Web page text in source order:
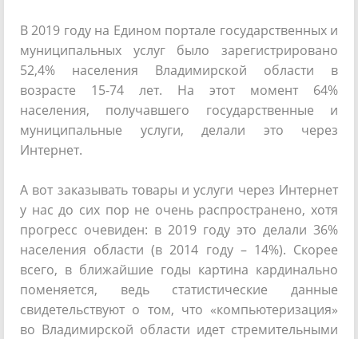
В 2019 году на Едином портале государственных и
муниципальных услуг было зарегистрировано
52,4% населения Владимирской области в
возрасте 15-74 лет. На этот момент 64%
населения, получавшего государственные и
муниципальные услуги, делали это через
Интернет.
А вот заказывать товары и услуги через Интернет
у нас до сих пор не очень распространено, хотя
прогресс очевиден: в 2019 году это делали 36%
населения области (в 2014 году – 14%). Скорее
всего, в ближайшие годы картина кардинально
поменяется, ведь статистические данные
свидетельствуют о том, что «компьютеризация»
во Владимирской области идет стремительными